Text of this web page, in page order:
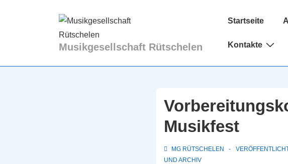
Musikgesellschaft Rütschelen
Hauptnavigation
Startseite
Kontakte
Musikfest
MG RÜTSCHELEN
UND ARCHIV